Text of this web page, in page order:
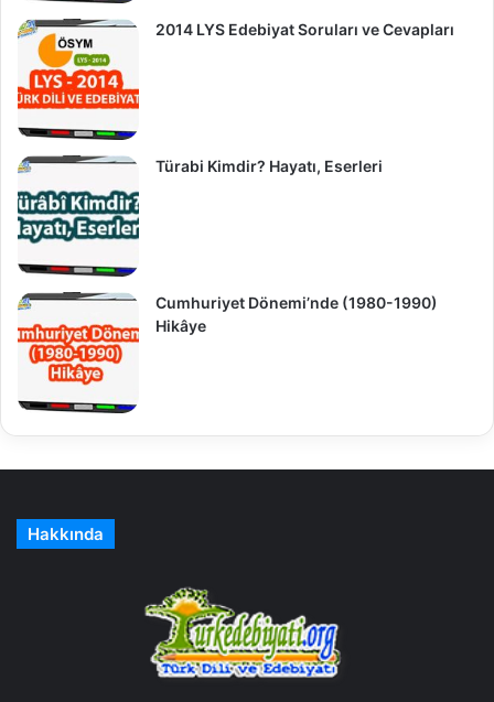
2014 LYS Edebiyat Soruları ve Cevapları
Türabi Kimdir? Hayatı, Eserleri
Cumhuriyet Dönemi’nde (1980-1990)
Hikâye
Hakkında